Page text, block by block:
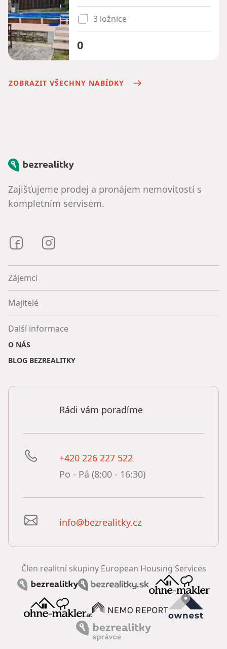
3 ložnice
0
ZOBRAZIT VŠECHNY NABÍDKY
Bezrealitky
Zajišťujeme prodej a pronájem nemovitostí s
kompletním servisem.
Bezrealitky na Facebooku
Zájemci
Majitelé
Další informace
O NÁS
BLOG BEZREALITKY
Rádi vám poradíme
+420 226 227 522
Po - Pá (8:00 - 16:30)
info@bezrealitky.cz
Člen realitní skupiny European Housing Services